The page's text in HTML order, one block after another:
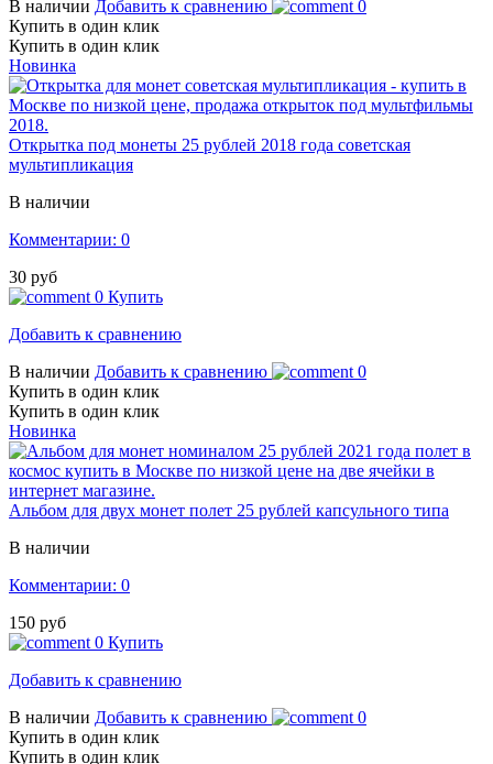
В наличии Добавить к сравнению
0
Купить в один клик
Купить в один клик
Новинка
Открытка под монеты 25 рублей 2018 года советская
мультипликация
В наличии
Комментарии: 0
30 руб
0 Купить
Добавить к сравнению
В наличии Добавить к сравнению
0
Купить в один клик
Купить в один клик
Новинка
Альбом для двух монет полет 25 рублей капсульного типа
В наличии
Комментарии: 0
150 руб
0 Купить
Добавить к сравнению
В наличии Добавить к сравнению
0
Купить в один клик
Купить в один клик